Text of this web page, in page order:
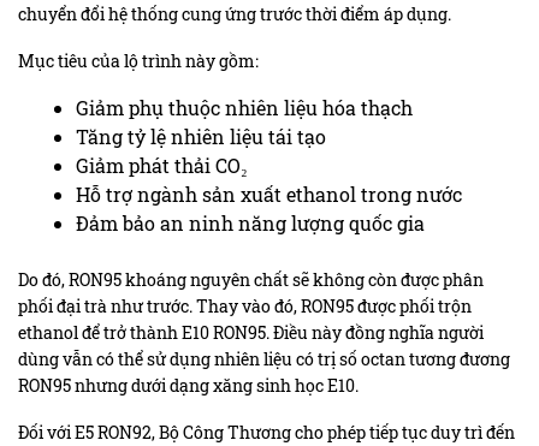
chuyển đổi hệ thống cung ứng trước thời điểm áp dụng.
Mục tiêu của lộ trình này gồm:
Giảm phụ thuộc nhiên liệu hóa thạch
Tăng tỷ lệ nhiên liệu tái tạo
Giảm phát thải CO₂
Hỗ trợ ngành sản xuất ethanol trong nước
Đảm bảo an ninh năng lượng quốc gia
Do đó, RON95 khoáng nguyên chất sẽ không còn được phân
phối đại trà như trước. Thay vào đó, RON95 được phối trộn
ethanol để trở thành E10 RON95. Điều này đồng nghĩa người
dùng vẫn có thể sử dụng nhiên liệu có trị số octan tương đương
RON95 nhưng dưới dạng xăng sinh học E10.
Đối với E5 RON92, Bộ Công Thương cho phép tiếp tục duy trì đến